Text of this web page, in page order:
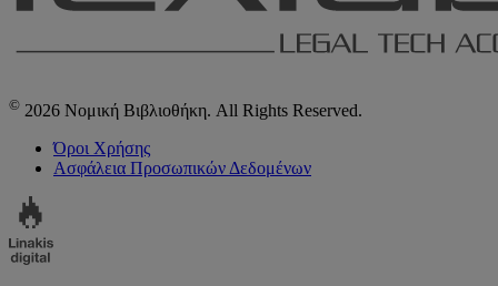
© 2026 Νομική Βιβλιοθήκη. All Rights Reserved.
Όροι Χρήσης
Ασφάλεια Προσωπικών Δεδομένων